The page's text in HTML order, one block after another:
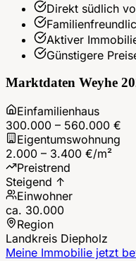
Direkt südlich
Aktiver
Günstigere
Marktdaten Weyhe
Einfamilienhaus
300.000 – 560.000 €
Eigentumswohnung
2.000 – 3.400 €/m²
Preistrend
Steigend ↑
Einwohner
ca. 30.000
Region
Landkreis Diepholz
Meine Immobilie jetzt